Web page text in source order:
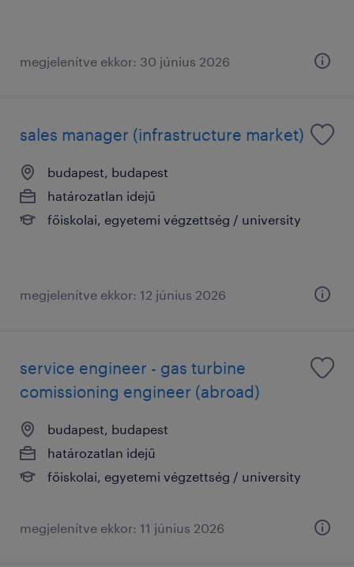
megjelenítve ekkor: 30 június 2026
sales manager (infrastructure market)
budapest, budapest
határozatlan idejű
főiskolai, egyetemi végzettség / university
megjelenítve ekkor: 12 június 2026
service engineer - gas turbine
comissioning engineer (abroad)
budapest, budapest
határozatlan idejű
főiskolai, egyetemi végzettség / university
megjelenítve ekkor: 11 június 2026